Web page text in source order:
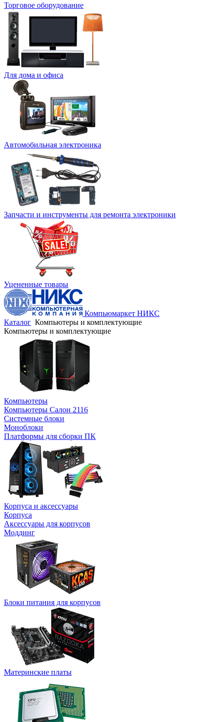
Торговое оборудование
Для дома и офиса
Автомобильная электроника
Запчасти и инструменты для ремонта электроники
Уцененные товары
Компьюмаркет НИКС
Каталог Компьютеры и комплектующие
Компьютеры и комплектующие
Компьютеры
Компьютеры Салон 2116
Системные блоки
Моноблоки
Платформы для сборки ПК
Корпуса и аксессуары
Корпуса
Аксессуары для корпусов
Моддинг
Блоки питания для корпусов
Материнские платы